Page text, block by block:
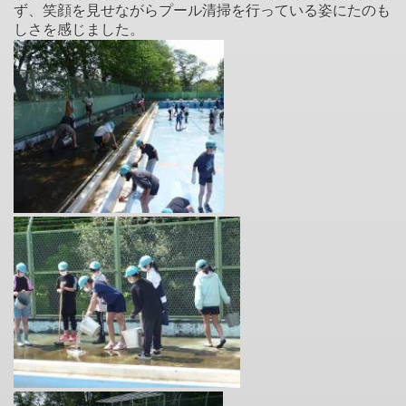
ず、笑顔を見せながらプール清掃を行っている姿にたのも
しさを感じました。